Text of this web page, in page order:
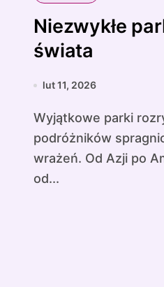
Niezwykłe
świata
lut 11, 2026
Wyjątkowe parki rozrywki przyciągają tłumy
podróżników
wrażeń. Od Azji po
od...